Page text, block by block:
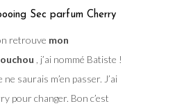
Sec parfum Cherry
retrouve mon
, j’ai nommé Batiste !
ne saurais m’en passer. J’ai
pour changer. Bon c’est